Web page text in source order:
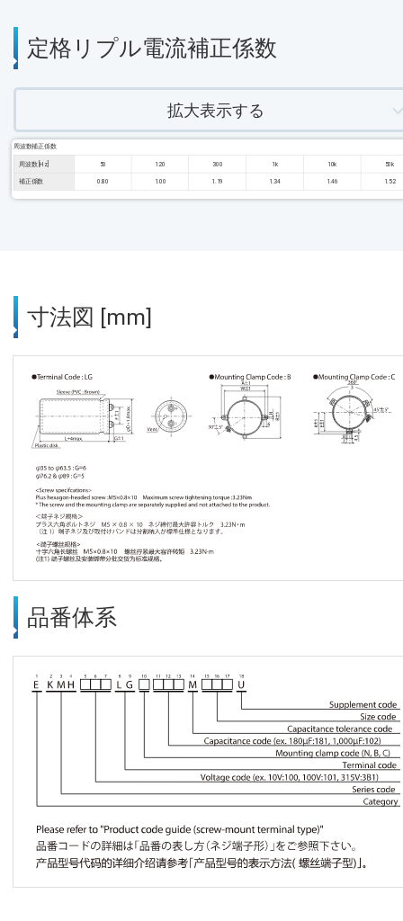
定格リプル電流補正係数
拡大表示する
周波数補正係数
周波数 [Hz] 50 120 300 1k 10k 50k
補正係数 0.80 1.00 1.19 1.34 1.46 1.52
寸法図 [mm]
品番体系